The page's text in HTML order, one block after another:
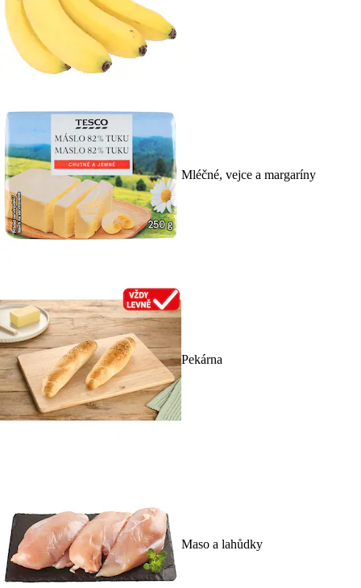
Mléčné, vejce a margaríny
Pekárna
Maso a lahůdky